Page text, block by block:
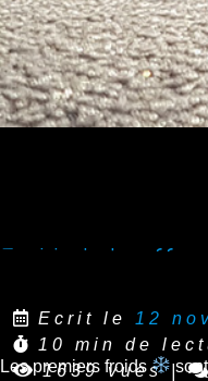
Froid et
Ecrit le 12
10 min de
1639 vues
|
Les premiers froids